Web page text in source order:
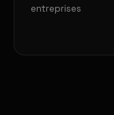
entreprises